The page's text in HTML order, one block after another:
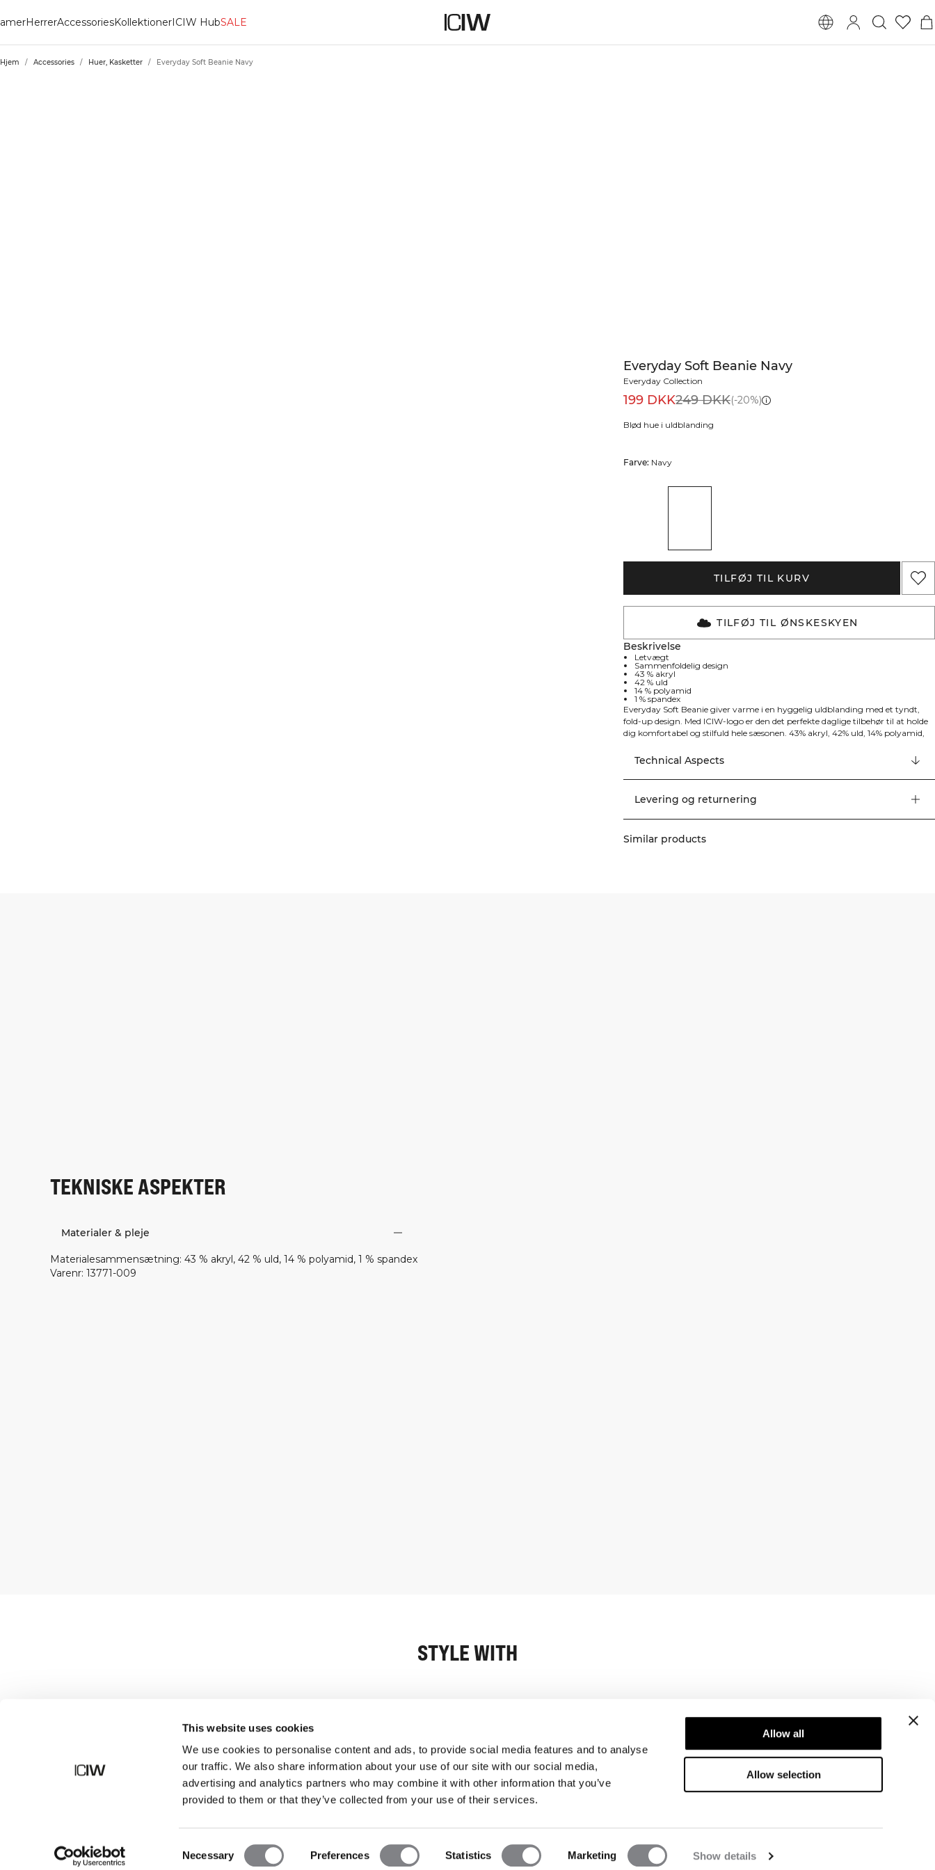
This website uses cookies
We use cookies to personalise content and ads, to provide social media features and to analyse
our traffic. We also share information about your use of our site with our social media,
advertising and analytics partners who may combine it with other information that you’ve
provided to them or that they’ve collected from your use of their services.
Selection
Necessary Preferences Statistics Marketing Show details
Allow all
Allow selection
HerrerAccessoriesKollektionerICIW HubSALE
Hjem / Accessories / Huer, Kasketter / Everyday Soft Beanie Navy
Everyday Soft Beanie Navy
Everyday Collection
199 DKK249 DKK(-20%)
Blød hue i uldblanding
Farve: Navy
TILFØJ TIL KURV
TILFØJ TIL ØNSKESKYEN
Beskrivelse
Letvægt
Sammenfoldelig design
43 % akryl
42 % uld
14 % polyamid
1 % spandex
Everyday Soft Beanie giver varme i en hyggelig uldblanding med et tyndt,
fold-up design. Med ICIW-logo er den det perfekte daglige tilbehør til at holde
dig komfortabel og stilfuld hele sæsonen. 43% akryl, 42% uld, 14% polyamid,
Technical Aspects
Levering og returnering
Similar products
TEKNISKE ASPEKTER
Materialer & pleje
Materialesammensætning: 43 % akryl, 42 % uld, 14 % polyamid, 1 % spandex
Varenr: 13771-009
STYLE WITH
Butik
Newsletter
Abonner på vores nyhedsbrev! Få eksklusive
tilbud, vores seneste nyheder og meget mere.